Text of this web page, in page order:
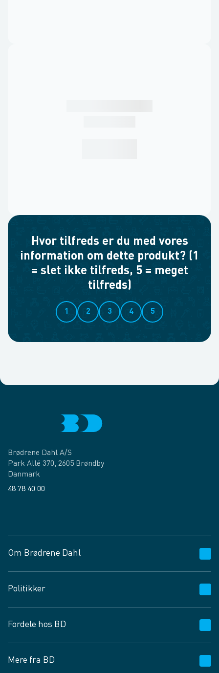
Hvor tilfreds er du med vores
information om dette produkt? (1
= slet ikke tilfreds, 5 = meget
tilfreds)
1 2 3 4 5
Brødrene Dahl A/S
Park Allé 370, 2605 Brøndby
Danmark
48 78 40 00
Om Brødrene Dahl
Vagttelefon 30 10 89 89
Spørgsmål og svar
Job og karriere
Fødevarekontrolrapport
Politikker
Privatlivspolitik
Cookies
Vilkår og betingelser
Fordele hos BD
BD app
Mere fra BD